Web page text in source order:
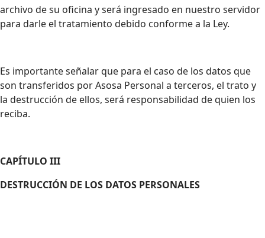
archivo de su oficina y será ingresado en nuestro servidor
para darle el tratamiento debido conforme a la Ley.
Es importante señalar que para el caso de los datos que
son transferidos por Asosa Personal a terceros, el trato y
la destrucción de ellos, será responsabilidad de quien los
reciba.
CAPÍTULO III
DESTRUCCIÓN DE LOS DATOS PERSONALES